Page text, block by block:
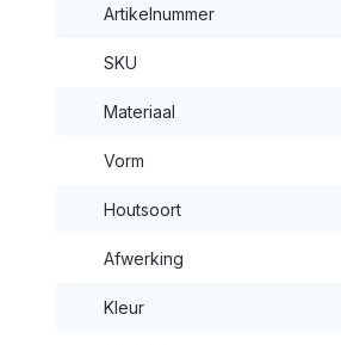
Artikelnummer
SKU
Materiaal
Vorm
Houtsoort
Afwerking
Kleur